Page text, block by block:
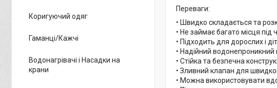
Переваги:
• Швидко складається та
• Не займає багато місця під
• Підходить для дорослих і
• Надійний водонепроникний
• Стійка та безпечна
• Зливний клапан для
• Можна використовувати
Коригуючий одяг
Гаманці/Кажчі
Водонагрівачі і Насадки на
крани